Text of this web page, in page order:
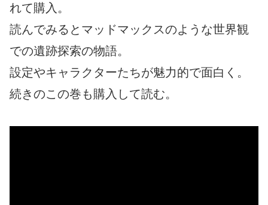
れて購入。
読んでみるとマッドマックスのような世界観
での遺跡探索の物語。
設定やキャラクターたちが魅力的で面白く。
続きのこの巻も購入して読む。